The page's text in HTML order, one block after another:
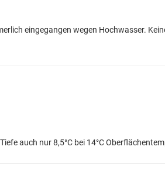
eingegangen wegen Hochwasser.
auch nur 8,5°C bei 14°C